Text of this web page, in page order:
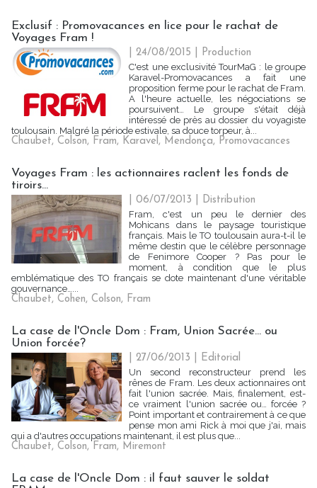
Exclusif : Promovacances en lice pour le rachat de
Voyages Fram !
| 24/08/2015
Production
C'est une exclusivité TourMaG : le groupe
Karavel-Promovacances a fait une
proposition ferme pour le rachat de Fram.
A l'heure actuelle, les négociations se
poursuivent… Le groupe s'était déjà
intéressé de près au dossier du voyagiste
toulousain. Malgré la période estivale, sa douce torpeur, à...
Chaubet, Colson, Fram, Karavel, Mendonça, Promovacances
Voyages Fram : les actionnaires raclent les fonds de
tiroirs...
| 06/07/2013
Distribution
Fram, c'est un peu le dernier des
Mohicans dans le paysage touristique
français. Mais le TO toulousain aura-t-il le
même destin que le célèbre personnage
de Fenimore Cooper ? Pas pour le
moment, à condition que le plus
emblématique des TO français se dote maintenant d'une véritable
gouvernance…...
Chaubet, Cohen, Colson, Fram
La case de l'Oncle Dom : Fram, Union Sacrée… ou
Union forcée?
| 27/06/2013
Editorial
Un second reconstructeur prend les
rênes de Fram. Les deux actionnaires ont
fait l'union sacrée. Mais, finalement, est-
ce vraiment l'union sacrée ou… forcée ?
Point important et contrairement à ce que
pense mon ami Rick à moi que j'ai, mais
qui a d'autres occupations maintenant, il est plus que...
Chaubet, Colson, Fram, Miremont
La case de l'Oncle Dom : il faut sauver le soldat